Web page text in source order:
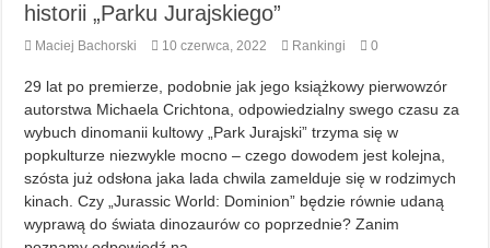
historii „Parku Jurajskiego”
Maciej Bachorski 10 czerwca, 2022 Rankingi 0
29 lat po premierze, podobnie jak jego książkowy pierwowzór
autorstwa Michaela Crichtona, odpowiedzialny swego czasu za
wybuch dinomanii kultowy „Park Jurajski” trzyma się w
popkulturze niezwykle mocno – czego dowodem jest kolejna,
szósta już odsłona jaka lada chwila zamelduje się w rodzimych
kinach. Czy „Jurassic World: Dominion” będzie równie udaną
wyprawą do świata dinozaurów co poprzednie? Zanim